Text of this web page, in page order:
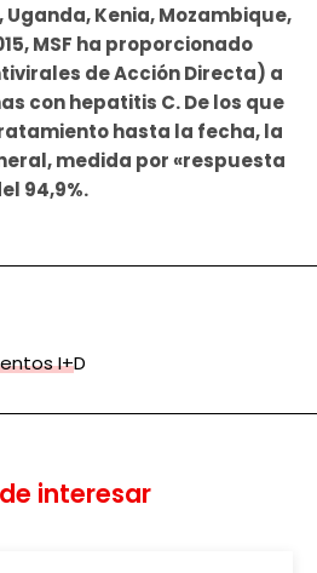
Kenia, Mozambique,
MSF ha proporcionado
de Acción Directa) a
con hepatitis C. De los que
hasta la fecha, la
medida por «respuesta
94,9%.
I+D
interesar